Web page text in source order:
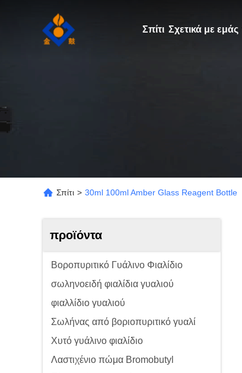
Σπίτι Σχετικά με εμάς
Σπίτι > 30ml 100ml Amber Glass Reagent Bottle
προϊόντα
Βοροπυριτικό Γυάλινο Φιαλίδιο
σωληνοειδή φιαλίδια γυαλιού
φιαλλίδιο γυαλιού
Σωλήνας από βοριοπυριτικό γυαλί
Χυτό γυάλινο φιαλίδιο
Λαστιχένιο πώμα Bromobutyl